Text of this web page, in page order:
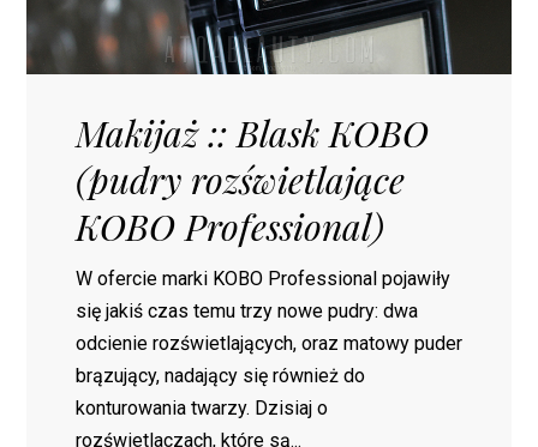
Makijaż :: Blask KOBO
(pudry rozświetlające
KOBO Professional)
W ofercie marki KOBO Professional pojawiły
się jakiś czas temu trzy nowe pudry: dwa
odcienie rozświetlających, oraz matowy puder
brązujący, nadający się również do
konturowania twarzy. Dzisiaj o
rozświetlaczach, które są...